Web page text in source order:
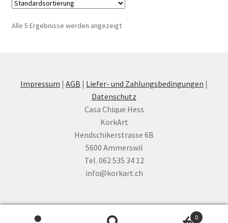
Alle 5 Ergebnisse werden angezeigt
Impressum | AGB | Liefer- und Zahlungsbedingungen |
Datenschutz
Casa Chique Hess
KorkArt
Hendschikerstrasse 6B
5600 Ammerswil
Tel. 062 535 34 12
info@korkart.ch
0